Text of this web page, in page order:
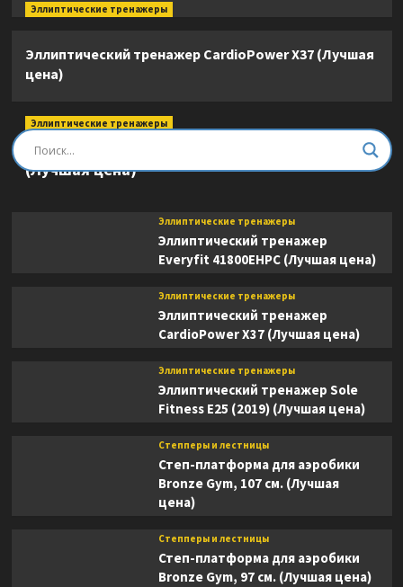
Эллиптические тренажеры
Эллиптический тренажер CardioPower X37 (Лучшая
цена)
Эллиптические тренажеры
Эллиптический тренажер DFC E8745T
(Лучшая цена)
Эллиптические тренажеры
Эллиптический тренажер
Everyfit 41800EHPC (Лучшая цена)
Эллиптические тренажеры
Эллиптический тренажер
CardioPower X37 (Лучшая цена)
Эллиптические тренажеры
Эллиптический тренажер Sole
Fitness E25 (2019) (Лучшая цена)
Степперы и лестницы
Степ-платформа для аэробики
Bronze Gym, 107 см. (Лучшая
цена)
Степперы и лестницы
Степ-платформа для аэробики
Bronze Gym, 97 см. (Лучшая цена)